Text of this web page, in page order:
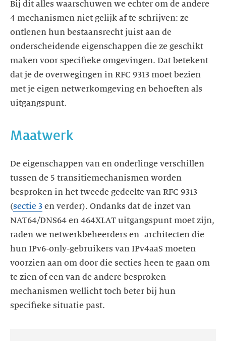
Bij dit alles waarschuwen we echter om de andere
4 mechanismen niet gelijk af te schrijven: ze
ontlenen hun bestaansrecht juist aan de
onderscheidende eigenschappen die ze geschikt
maken voor specifieke omgevingen. Dat betekent
dat je de overwegingen in RFC 9313 moet bezien
met je eigen netwerkomgeving en behoeften als
uitgangspunt.
Maatwerk
De eigenschappen van en onderlinge verschillen
tussen de 5 transitiemechanismen worden
besproken in het tweede gedeelte van RFC 9313
(sectie 3 en verder). Ondanks dat de inzet van
NAT64/DNS64 en 464XLAT uitgangspunt moet zijn,
raden we netwerkbeheerders en -architecten die
hun IPv6-only-gebruikers van IPv4aaS moeten
voorzien aan om door die secties heen te gaan om
te zien of een van de andere besproken
mechanismen wellicht toch beter bij hun
specifieke situatie past.